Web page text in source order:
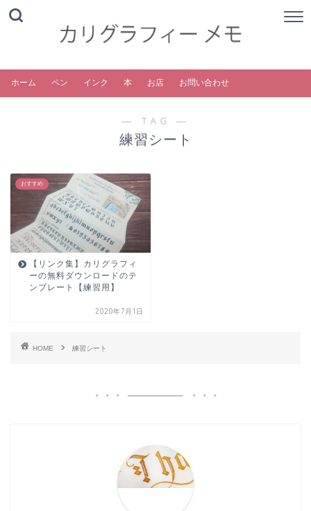
ホーム ペン インク 本 お店 お問い合わせ
― TAG ―
練習シート
おすすめ
【リンク集】カリグラフィ
ーの無料ダウンロードのテ
ンプレート【練習用】
2020年7月1日
HOME 練習シート